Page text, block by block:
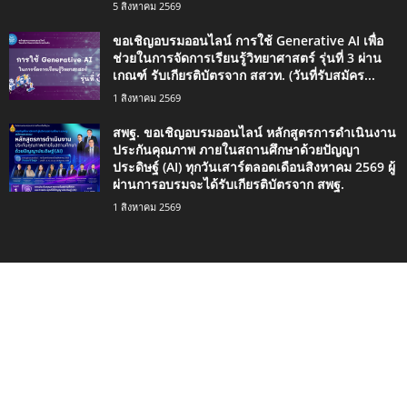
5 สิงหาคม 2569
ขอเชิญอบรมออนไลน์ การใช้ Generative AI เพื่อ
ช่วยในการจัดการเรียนรู้วิทยาศาสตร์ รุ่นที่ 3 ผ่าน
เกณฑ์ รับเกียรติบัตรจาก สสวท. (วันที่รับสมัคร...
1 สิงหาคม 2569
สพฐ. ขอเชิญอบรมออนไลน์ หลักสูตรการดำเนินงาน
ประกันคุณภาพ ภายในสถานศึกษาด้วยปัญญา
ประดิษฐ์ (AI) ทุกวันเสาร์ตลอดเดือนสิงหาคม 2569 ผู้
ผ่านการอบรมจะได้รับเกียรติบัตรจาก สพฐ.
1 สิงหาคม 2569